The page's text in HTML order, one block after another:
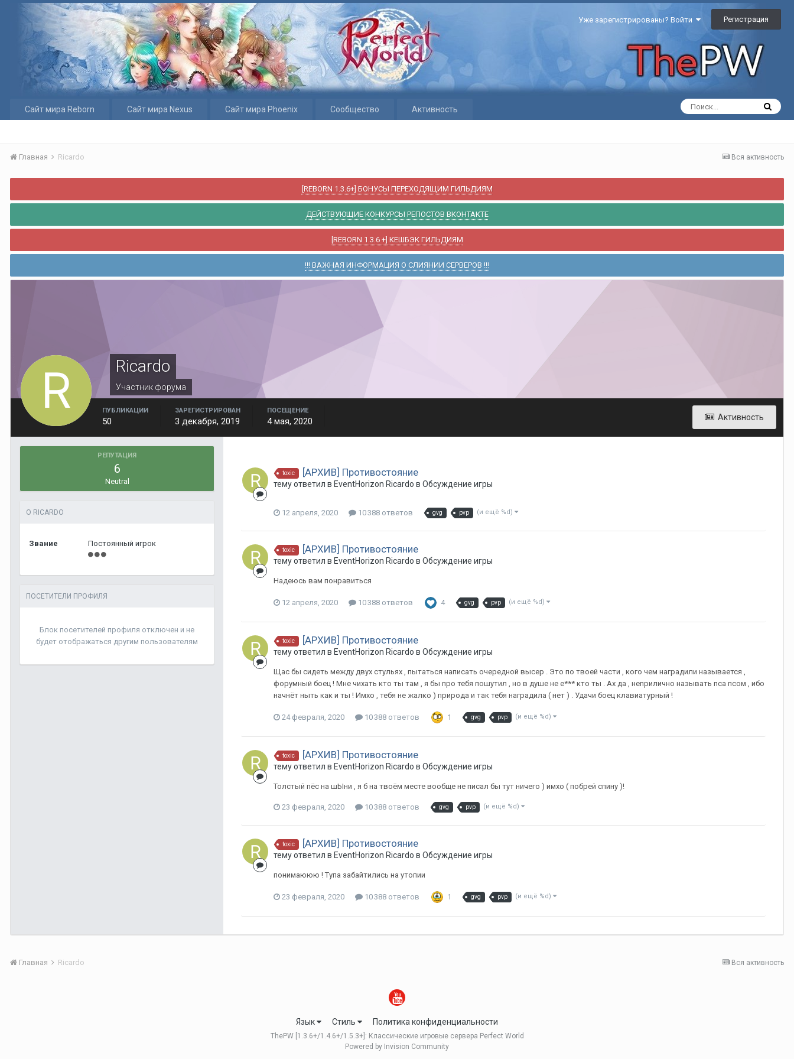
Уже зарегистрированы? Войти Регистрация
Сайт мира Reborn Сайт мира Nexus Сайт мира Phoenix Сообщество Активность
Вся активность
Главная Ricardo
[REBORN 1.3.6+] БОНУСЫ ПЕРЕХОДЯЩИМ ГИЛЬДИЯМ
ДЕЙСТВУЮЩИЕ КОНКУРСЫ РЕПОСТОВ ВКОНТАКТЕ
[REBORN 1.3.6 +] КЕШБЭК ГИЛЬДИЯМ
!!! ВАЖНАЯ ИНФОРМАЦИЯ О СЛИЯНИИ СЕРВЕРОВ !!!
Ricardo
Участник форума
Активность
ПУБЛИКАЦИИ
50
ЗАРЕГИСТРИРОВАН
3 декабря, 2019
ПОСЕЩЕНИЕ
4 мая, 2020
РЕПУТАЦИЯ
6
Neutral
О RICARDO
Звание Постоянный игрок
ПОСЕТИТЕЛИ ПРОФИЛЯ
Блок посетителей профиля отключен и не
будет отображаться другим пользователям
toxic [АРХИВ] Противостояние
тему ответил в EventHorizon Ricardo в Обсуждение игры
12 апреля, 2020 10 388 ответов gvg pvp (и ещё %d)
toxic [АРХИВ] Противостояние
тему ответил в EventHorizon Ricardo в Обсуждение игры
Надеюсь вам понравиться
12 апреля, 2020 10 388 ответов 4 gvg pvp (и ещё %d)
toxic [АРХИВ] Противостояние
тему ответил в EventHorizon Ricardo в Обсуждение игры
Щас бы сидеть между двух стульях , пытаться написать очередной высер . Это по твоей части , кого чем наградили называется ,
форумный боец ! Мне чихать кто ты там , я бы про тебя пошутил , но в душе не е*** кто ты . Ах да , неприлично называть пса псом , ибо
начнёт ныть как и ты ! Имхо , тебя не жалко ) природа и так тебя наградила ( нет ) . Удачи боец клавиатурный !
24 февраля, 2020 10 388 ответов 1 gvg pvp (и ещё %d)
toxic [АРХИВ] Противостояние
тему ответил в EventHorizon Ricardo в Обсуждение игры
Толстый пёс на шЫни , я б на твоём месте вообще не писал бы тут ничего ) имхо ( побрей спину )!
23 февраля, 2020 10 388 ответов gvg pvp (и ещё %d)
toxic [АРХИВ] Противостояние
тему ответил в EventHorizon Ricardo в Обсуждение игры
понимаююю ! Тупа забайтились на утопии
23 февраля, 2020 10 388 ответов 1 gvg pvp (и ещё %d)
Вся активность
Главная Ricardo
Язык Стиль Политика конфиденциальности
ThePW [1.3.6+/1.4.6+/1.5.3+]: Классические игровые сервера Perfect World
Powered by Invision Community